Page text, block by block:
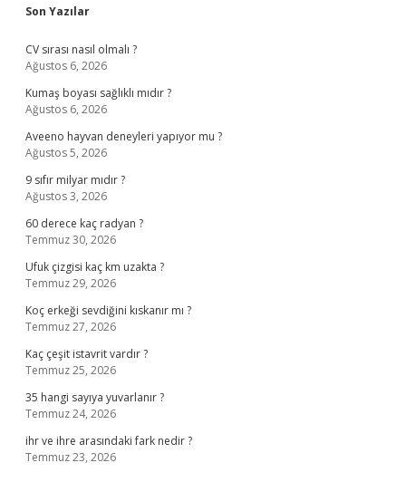
Sidebar
Son Yazılar
CV sırası nasıl olmalı ?
Ağustos 6, 2026
Kumaş boyası sağlıklı mıdır ?
Ağustos 6, 2026
Aveeno hayvan deneyleri yapıyor mu ?
Ağustos 5, 2026
9 sıfır milyar mıdır ?
Ağustos 3, 2026
60 derece kaç radyan ?
Temmuz 30, 2026
Ufuk çizgisi kaç km uzakta ?
Temmuz 29, 2026
Koç erkeği sevdiğini kıskanır mı ?
Temmuz 27, 2026
Kaç çeşit istavrit vardır ?
Temmuz 25, 2026
35 hangi sayıya yuvarlanır ?
Temmuz 24, 2026
ihr ve ihre arasındaki fark nedir ?
Temmuz 23, 2026